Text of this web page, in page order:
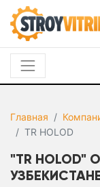
Главная
TR HOLOD
"TR